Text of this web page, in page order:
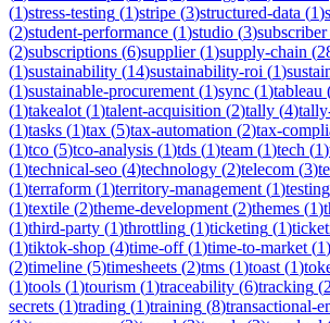
(1)stress-testing (1)stripe (3)structured-data (1)
(2)student-performance (1)studio (3)subscriber
(2)subscriptions (6)supplier(1)supply-chain (
(1)sustainability (14)sustainability-roi (1)
(1)sustainable-procurement (1)sync (1)tableau
(1)takealot (1)talent-acquisition (2)tally (4)
(1)tasks (1)tax (5)tax-automation (2)tax-
(1)tco (5)tco-analysis (1)tds (1)team (1)tech (1)
(1)technical-seo (4)technology (2)telecom (3)
(1)terraform (1)territory-management (1)testing
(1)textile (2)theme-development (2)themes (1)
(1)third-party (1)throttling (1)ticketing (1)
(1)tiktok-shop (4)time-off(1)time-to-market (1)
(2)timeline (5)timesheets (2)tms (1)toast (1)
(1)tools (1)tourism (1)traceability (6)tracking (2
secrets (1)trading (1)training (8)transactional-